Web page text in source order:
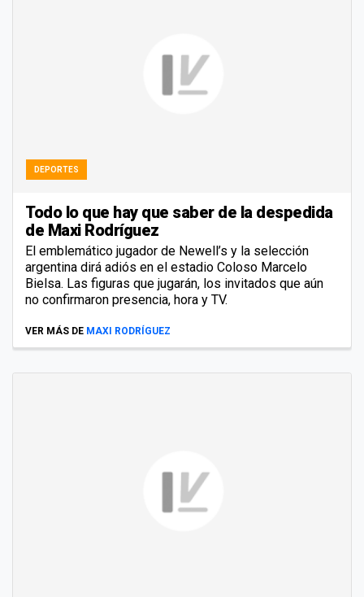
DEPORTES
Todo lo que hay que saber de la despedida
de Maxi Rodríguez
El emblemático jugador de Newell’s y la selección
argentina dirá adiós en el estadio Coloso Marcelo
Bielsa. Las figuras que jugarán, los invitados que aún
no confirmaron presencia, hora y TV.
VER MÁS DE MAXI RODRÍGUEZ